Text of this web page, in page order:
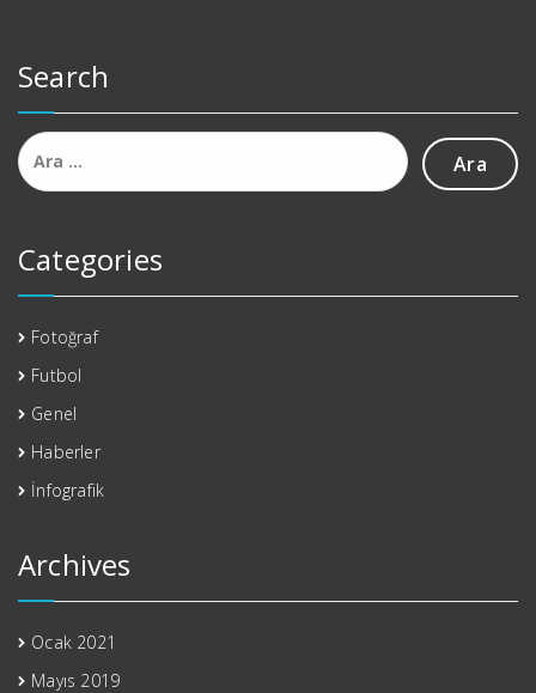
Search
Arama:
Categories
Fotoğraf
Futbol
Genel
Haberler
İnfografik
Archives
Ocak 2021
Mayıs 2019